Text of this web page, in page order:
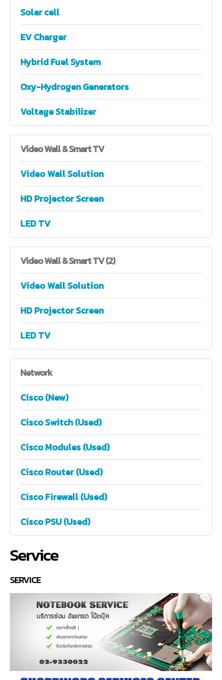
Solar cell
EV Charger
Hybrid Fuel System
Oxy-Hydrogen Generators
Voltage Stabilizer
VideoWall & Smart TV
Video Wall Solution
HD Projector Screen
LED TV
VideoWall & Smart TV (2)
Video Wall Solution
HD Projector Screen
LED TV
Network
Cisco (New)
Cisco Switch (Used)
Cisco Modules (Used)
Cisco Router (Used)
Cisco Firewall (Used)
Cisco PSU (Used)
Service
SERVICE